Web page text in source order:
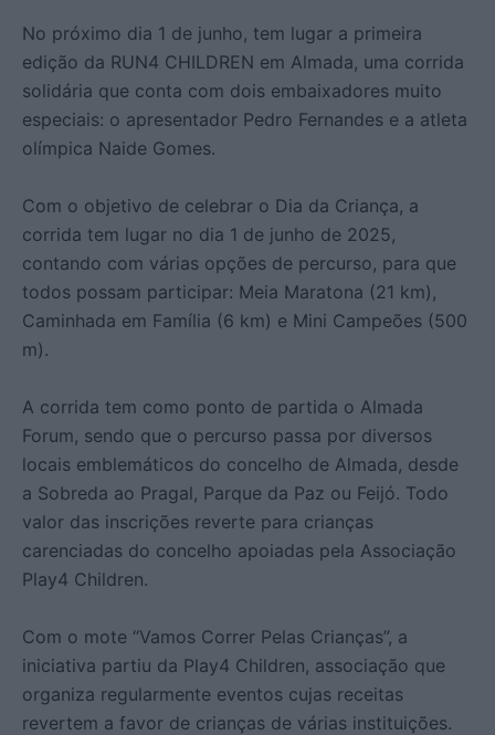
No próximo dia 1 de junho, tem lugar a primeira
edição da RUN4 CHILDREN em Almada, uma corrida
solidária que conta com dois embaixadores muito
especiais: o apresentador Pedro Fernandes e a atleta
olímpica Naide Gomes.
Com o objetivo de celebrar o Dia da Criança, a
corrida tem lugar no dia 1 de junho de 2025,
contando com várias opções de percurso, para que
todos possam participar: Meia Maratona (21 km),
Caminhada em Família (6 km) e Mini Campeões (500
m).
A corrida tem como ponto de partida o Almada
Forum, sendo que o percurso passa por diversos
locais emblemáticos do concelho de Almada, desde
a Sobreda ao Pragal, Parque da Paz ou Feijó. Todo
valor das inscrições reverte para crianças
carenciadas do concelho apoiadas pela Associação
Play4 Children.
Com o mote “Vamos Correr Pelas Crianças”, a
iniciativa partiu da Play4 Children, associação que
organiza regularmente eventos cujas receitas
revertem a favor de crianças de várias instituições.